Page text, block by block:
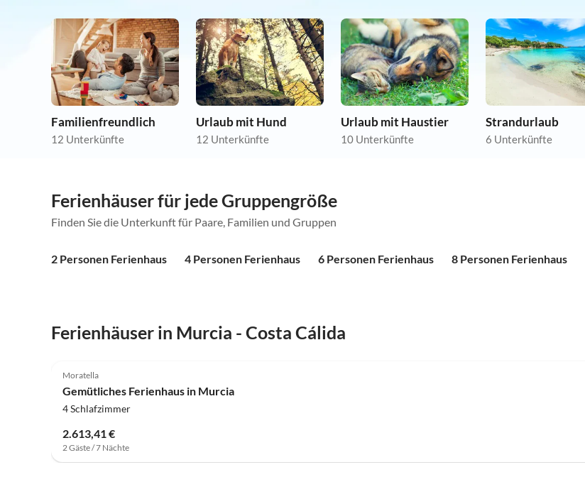
Familienfreundlich
12 Unterkünfte
Urlaub mit Hund
12 Unterkünfte
Urlaub mit Haustier
10 Unterkünfte
Strandurlaub
6 Unterkünfte
Ferienhäuser für jede Gruppengröße
Finden Sie die Unterkunft für Paare, Familien und Gruppen
2 Personen Ferienhaus 4 Personen Ferienhaus 6 Personen Ferienhaus 8 Personen Ferienhaus
Ferienhäuser in Murcia - Costa Cálida
Moratella
Gemütliches Ferienhaus in Murcia
4 Schlafzimmer
2.613,41 €
2 Gäste / 7 Nächte